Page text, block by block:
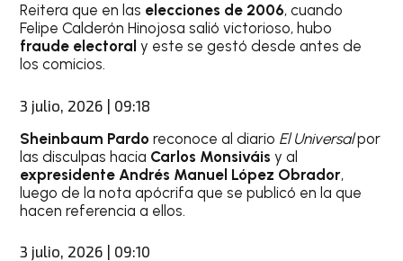
Reitera que en las elecciones de 2006, cuando
Felipe Calderón Hinojosa salió victorioso, hubo
fraude electoral y este se gestó desde antes de
los comicios.
3 julio, 2026 | 09:18
Sheinbaum Pardo reconoce al diario El Universalpor
las disculpas hacia Carlos Monsiváis y al
expresidente Andrés Manuel López Obrador,
luego de la nota apócrifa que se publicó en la que
hacen referencia a ellos.
3 julio, 2026 | 09:10